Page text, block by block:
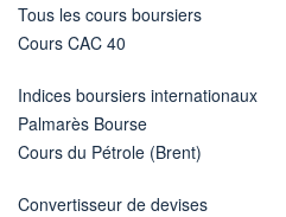
Tous les cours boursiers
Cours CAC 40
Indices boursiers internationaux
Palmarès Bourse
Cours du Pétrole (Brent)
Convertisseur de devises